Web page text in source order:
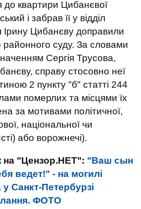
до квартири Цибанєвої
і забрав її у відділ
Ірину Цибанєву доправили
суду. За словами
Сергія Трусова,
справу стосовно неї
2 пункту "б" статті 244
померлих та місцями їх
за мотивами політичної,
національної чи
або ворожнечі).
на "Цензор.НЕТ": "Ваш сын
ведет!" - на могилі
у Санкт-Петербурзі
ФОТО